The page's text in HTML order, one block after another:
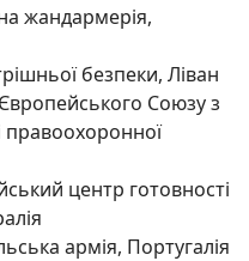
жандармерія,
безпеки, Ліван
Союзу з
правоохоронної
центр готовності
армія, Португалія